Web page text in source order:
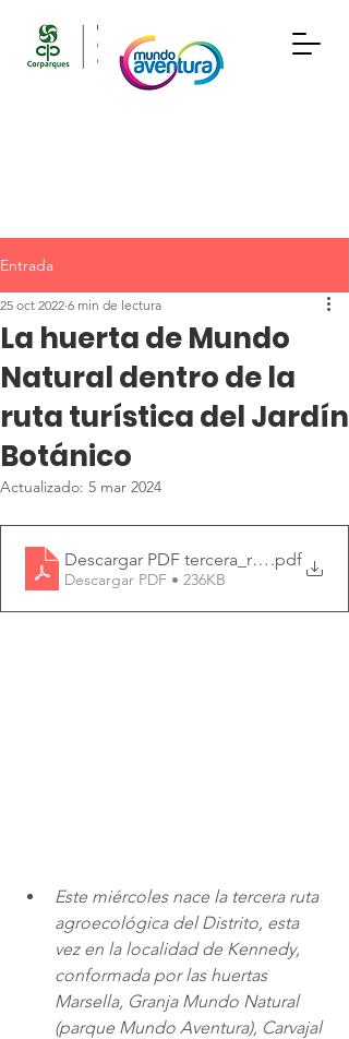
Entrada
La huerta de Mundo
Natural dentro de la
ruta turística del Jardín
Botánico
25 oct 2022 6 min de lectura
Actualizado: 5 mar 2024
Descargar PDF .pdf
Descargar PDF • 236KB
Este miércoles nace la tercera ruta
agroecológica del Distrito, esta
vez en la localidad de Kennedy,
conformada por las huertas
Marsella, Granja Mundo Natural
(parque Mundo Aventura), Carvajal